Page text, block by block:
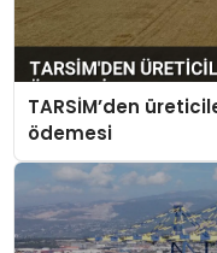
TARSİM’den
ödemesi